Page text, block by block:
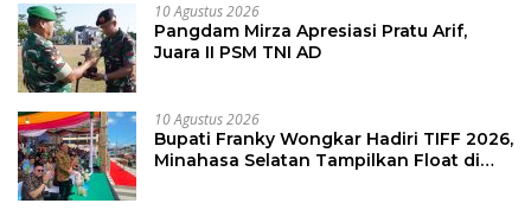
10 Agustus 2026
Pangdam Mirza Apresiasi Pratu Arif,
Juara II PSM TNI AD
10 Agustus 2026
Bupati Franky Wongkar Hadiri TIFF 2026,
Minahasa Selatan Tampilkan Float di